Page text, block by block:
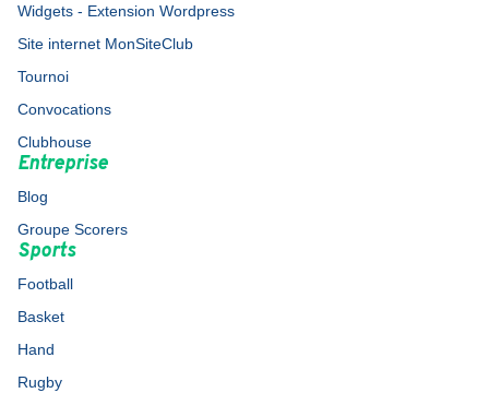
Widgets - Extension Wordpress
Site internet MonSiteClub
Tournoi
Convocations
Clubhouse
Entreprise
Blog
Groupe Scorers
Sports
Football
Basket
Hand
Rugby